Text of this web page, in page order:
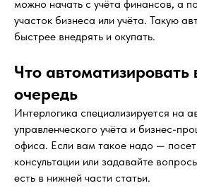
можно начать с учёта финансов, а
участок бизнеса или учёта. Такую
быстрее внедрять и окупать.
Что автоматизировать
очередь
Интерлогика специализируется на
управленческого учёта и бизнес-
офиса. Если вам такое надо —
консультации или задавайте
есть в нижней части статьи.